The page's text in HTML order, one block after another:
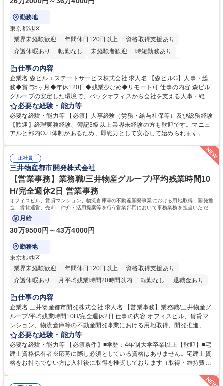
勤務地
東京都港区
業界未経験歓迎
年間休日120日以上
資格取得支援あり
介護休暇あり
転勤なし 未経験者歓迎
時短勤務あり
経験者歓迎
完全週休2日制
交通費支給 長期歓迎 駅近5分以内 土日祝休み
仕事の内容
企業名 森ビルエステートサービス株式会社 求人名 【森ビルG】人事・総
務◆賞与5ヶ月◆年休120日◆残業少なめ◆リモート可 仕事の内容 森ビル
グループの安定した環境で、バックオフィスから会社を支える人事・総務
をお任せします。 労務と総務の業務をバランスよく担当し、ゆくゆくは制
度改定などのコア業務にも挑戦できる、やりがいある環境です。 ■勤怠管
理、給与計算、社会保険手続き、年末調整等の労務管理全般 ■入退社手続
き、社内規定の改定や人事制度改定などのコア業務 ■社内イベントの企画
は部内のOJTを中心に、あなたの経験に合わせて不足している部分はいつ
でも質問・相談できる環境が整っているため、安心して成長できます。 募
集職種 【森ビルG】人事・総務◆賞与5ヶ月◆年休120日◆残業少なめ◆
リモート可
必要な経験・能力等
必要な経験・能力等 【必須】人事経験（労務・給与社保等）及び総務経験
【歓迎】経理実務経験、簿記3級以上 業界未経験の方も歓迎です。マニュ
アルと部内OJT体制があるため、即戦力として安心して始められます。
ます。定型業務に留まらず、社内規定や人事制度の改定など会社のコア業
務に挑戦できるため、自身の成長と組織への貢献度をダイレクトに実感で
きます。 残業少なめ、週1日リモート可など、ワークライフバランスを保
ち長期活躍できる環境です。 「これまでの幅広い経験を活かし、長期的な
キャリアを築きたい」という前向きな意欲と挑戦を全力で応援します。 学
歴・資格 学歴：大学院 大学 高専 短大 専修学校 高校 語学力： 資格：日商
簿記検定1級 日商簿記検定2級 日商簿記検定3級
正社員
三井物産都市開発株式会社
【営業事務】業務職/三井物産グループ/平均残業時間10
H/完全週休2日 営業事務
オフィスビル、賃貸マンション、物流倉庫等の不動産開発事業における用地取得、開発推
進、賃貸運営、売却、仲介・活用提案等を行う営業部門において事務業務を担当いただき
ます。
月給
30万9500円～43万4000円
勤務地
東京都港区
業界未経験歓迎
年間休日120日以上
資格取得支援あり
介護休暇あり
月平均残業時間20時間以内 転勤なし
退職金あり
在宅OK
賞与あり
駅近5分以内
土日祝休み 寮・社宅あり
仕事の内容
企業名 三井物産都市開発株式会社 求人名 【営業事務】業務職/三井物産グ
ループ/平均残業時間10H/完全週休2日 仕事の内容 オフィスビル、賃貸マ
ンション、物流倉庫等の不動産開発事業における用地取得、開発推進、賃
貸運営、売却、仲介・活用提案等を行う営業部門において事務業務を担当
いただきます。 【詳細】・契約書管理、契約書製本、捺印対応、ファイリ
ング、登記簿取得、調書取得・支払業務（各種費用支払、支払管理、請
求・支払データ登録、取引先マスター申請対応）・予算作成及び予実管
告書作成及び月次管理・部内総務庶務全般 など※※配属先によっては上記
必要な経験・能力等
必要な経験・能力等 【必須条件】■学歴：4年制大学卒業以上【歓迎】■宅
建士資格保有者※応募に際し必須としている資格はありません。宅建士資
格をお持ちでない方は入社後に取得を推奨しております（取得・維持費用
る方。 ・社内外の多様な関係者と協調して業務を進められるコミュニケー